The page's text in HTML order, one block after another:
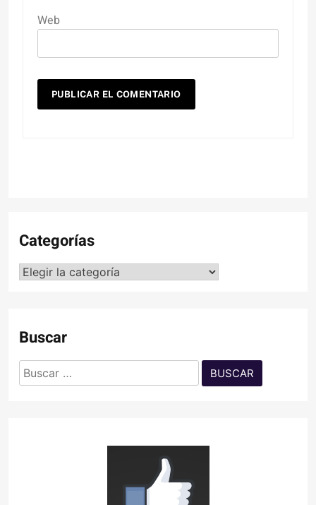
Web
Categorías
Categorías
Buscar
Buscar: